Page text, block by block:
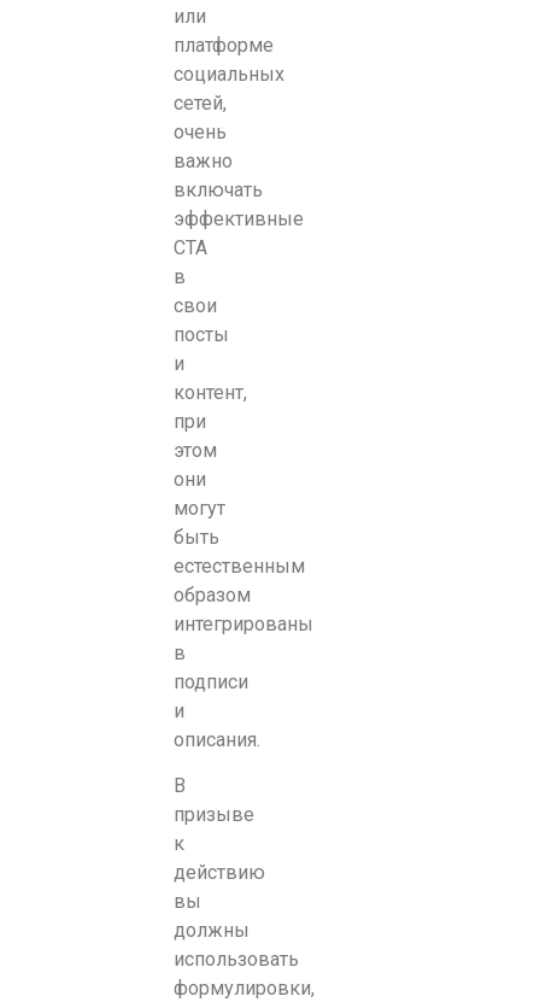
или
платформе
социальных
сетей,
очень
важно
включать
эффективные
CTA
в
свои
посты
и
контент,
при
этом
они
могут
быть
естественным
образом
интегрированы
в
подписи
и
описания.
В
призыве
к
действию
вы
должны
использовать
формулировки,